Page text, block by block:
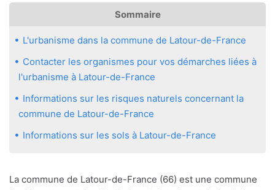
Sommaire
L'urbanisme dans la commune de Latour-de-France
Contacter les organismes pour vos démarches liées à
l'urbanisme à Latour-de-France
Informations sur les risques naturels concernant la
commune de Latour-de-France
Informations sur les sols à Latour-de-France
La commune de Latour-de-France (66) est une commune